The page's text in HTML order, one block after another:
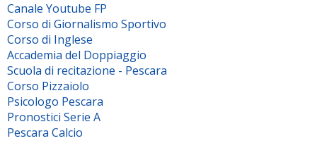
Canale Youtube FP
Corso di Giornalismo Sportivo
Corso di Inglese
Accademia del Doppiaggio
Scuola di recitazione - Pescara
Corso Pizzaiolo
Psicologo Pescara
Pronostici Serie A
Pescara Calcio